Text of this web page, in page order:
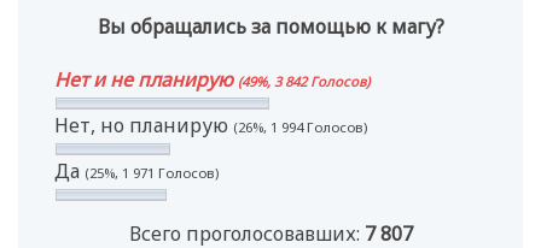
Вы обращались за помощью к магу?
Нет и не планирую (49%, 3 842 Голосов)
Нет, но планирую (26%, 1 994 Голосов)
Да (25%, 1 971 Голосов)
Всего проголосовавших: 7 807